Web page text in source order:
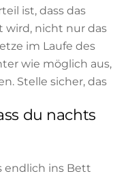
ist, dass das
wird, nicht nur das
im Laufe des
wie möglich aus,
Stelle sicher, das
du nachts
endlich ins Bett